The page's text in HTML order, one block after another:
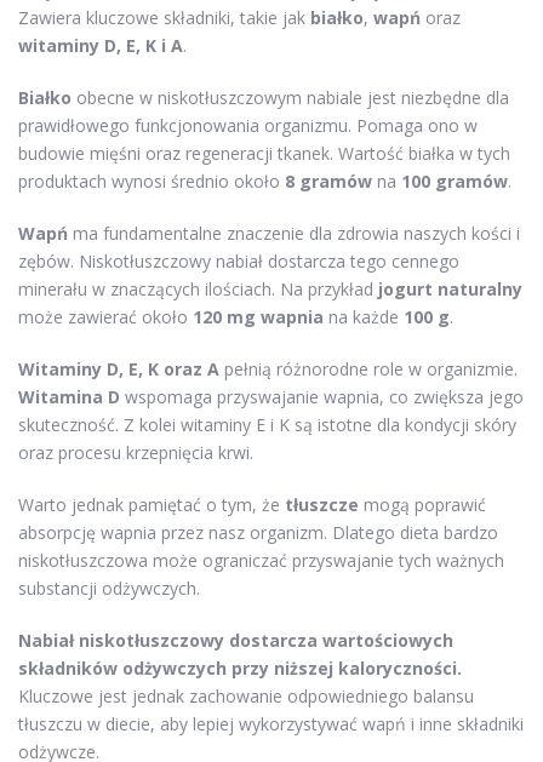
Zawiera kluczowe składniki, takie jak białko, wapń oraz
witaminy D, E, K i A.
Białko obecne w niskotłuszczowym nabiale jest niezbędne dla
prawidłowego funkcjonowania organizmu. Pomaga ono w
budowie mięśni oraz regeneracji tkanek. Wartość białka w tych
produktach wynosi średnio około 8 gramów na 100 gramów.
Wapń ma fundamentalne znaczenie dla zdrowia naszych kości i
zębów. Niskotłuszczowy nabiał dostarcza tego cennego
minerału w znaczących ilościach. Na przykład jogurt naturalny
może zawierać około 120 mg wapnia na każde 100 g.
Witaminy D, E, K oraz A pełnią różnorodne role w organizmie.
Witamina D wspomaga przyswajanie wapnia, co zwiększa jego
skuteczność. Z kolei witaminy E i K są istotne dla kondycji skóry
oraz procesu krzepnięcia krwi.
Warto jednak pamiętać o tym, że tłuszcze mogą poprawić
absorpcję wapnia przez nasz organizm. Dlatego dieta bardzo
niskotłuszczowa może ograniczać przyswajanie tych ważnych
substancji odżywczych.
Nabiał niskotłuszczowy dostarcza wartościowych
składników odżywczych przy niższej kaloryczności.
Kluczowe jest jednak zachowanie odpowiedniego balansu
tłuszczu w diecie, aby lepiej wykorzystywać wapń i inne składniki
odżywcze.